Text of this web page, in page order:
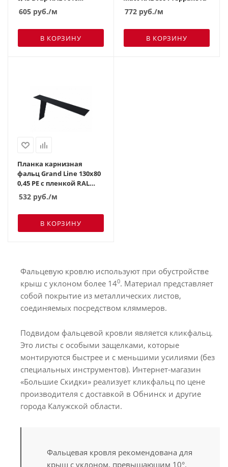
антрацитово-серый
605 руб./м
В КОРЗИНУ
772 руб./м
В КОРЗИНУ
Планка карнизная
фальц Grand Line 130х80
0,45 PE с пленкой RAL
7024 мокрый асфальт
532 руб./м
В КОРЗИНУ
Фальцевую кровлю используют при обустройстве
крыш с уклоном более 140. Материал представляет
собой покрытие из металлических листов,
соединяемых посредством кляммеров.
Подвидом фальцевой кровли является кликфальц.
Это листы с особыми защелками, которые
монтируются быстрее и с меньшими усилиями (без
специальных инструментов). Интернет-магазин
«Большие Скидки» реализует кликфальц по цене
производителя с доставкой в Обнинск и другие
города Калужской области.
Фальцевая кровля рекомендована для
крыш с уклоном, превышающим 10°.